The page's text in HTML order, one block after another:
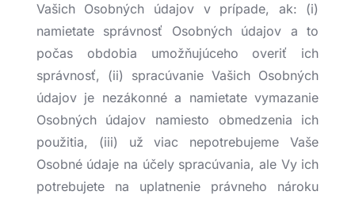
Vašich Osobných údajov v prípade, ak: (i)
namietate správnosť Osobných údajov a to
počas obdobia umožňujúceho overiť ich
správnosť, (ii) spracúvanie Vašich Osobných
údajov je nezákonné a namietate vymazanie
Osobných údajov namiesto obmedzenia ich
použitia, (iii) už viac nepotrebujeme Vaše
Osobné údaje na účely spracúvania, ale Vy ich
potrebujete na uplatnenie právneho nároku